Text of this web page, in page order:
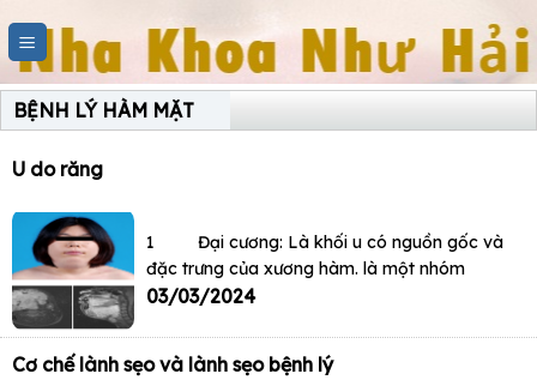
content
BỆNH LÝ HÀM MẶT
U do răng
1 Đại cương: Là khối u có nguồn gốc và
đặc trưng của xương hàm. là một nhóm
03/03/2024
Cơ chế lành sẹo và lành sẹo bệnh lý